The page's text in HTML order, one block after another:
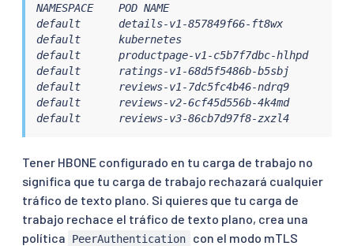
NAMESPACE    POD NAME
default      details-v1-857849f66-ft8wx
default      kubernetes
default      productpage-v1-c5b7f7dbc-hlhpd
default      ratings-v1-68d5f5486b-b5sbj
default      reviews-v1-7dc5fc4b46-ndrq9
default      reviews-v2-6cf45d556b-4k4md
default      reviews-v3-86cb7d97f8-zxzl4
Tener HBONE configurado en tu carga de trabajo no
significa que tu carga de trabajo rechazará cualquier
tráfico de texto plano. Si quieres que tu carga de
trabajo rechace el tráfico de texto plano, crea una
política
PeerAuthentication
con el modo mTLS